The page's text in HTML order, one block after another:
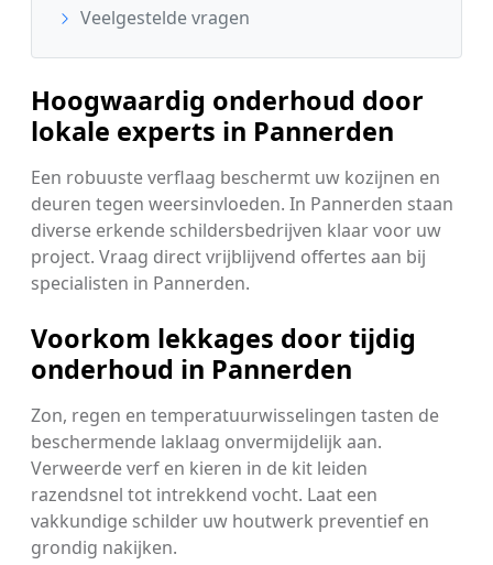
Veelgestelde vragen
Hoogwaardig onderhoud door
lokale experts in Pannerden
Een robuuste verflaag beschermt uw kozijnen en
deuren tegen weersinvloeden. In Pannerden staan
diverse erkende schildersbedrijven klaar voor uw
project. Vraag direct vrijblijvend offertes aan bij
specialisten in Pannerden.
Voorkom lekkages door tijdig
onderhoud in Pannerden
Zon, regen en temperatuurwisselingen tasten de
beschermende laklaag onvermijdelijk aan.
Verweerde verf en kieren in de kit leiden
razendsnel tot intrekkend vocht. Laat een
vakkundige schilder uw houtwerk preventief en
grondig nakijken.